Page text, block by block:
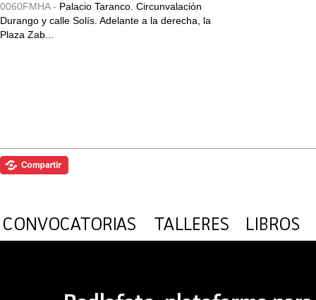
0060FMHA - Palacio Taranco. Circunvalación
Durango y calle Solís. Adelante a la derecha, la
Plaza Zab...